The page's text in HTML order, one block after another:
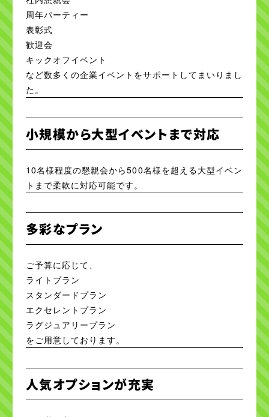
周年パーティー
表彰式
歓迎会
キックオフイベント
など数多くの企業イベントをサポートしてまいりまし
た。
小規模から大型イベントまで対応
10名様程度の懇親会から500名様を超える大型イベン
トまで柔軟に対応可能です。
多彩なプラン
ご予算に応じて、
ライトプラン
スタンダードプラン
エクセレントプラン
ラグジュアリープラン
をご用意しております。
人気オプションが充実